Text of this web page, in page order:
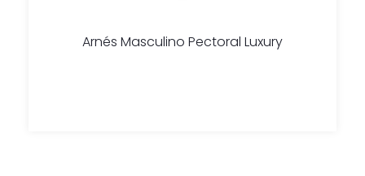
Arnés Masculino Pectoral Luxury